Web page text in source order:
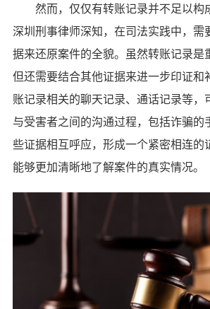
然而，仅仅有转账记录并不足以构
深圳刑事律师深知，在司法实践中，需
据来还原案件的全貌。虽然转账记录是
但还需要结合其他证据来进一步印证和
账记录相关的聊天记录、通话记录等，
与受害者之间的沟通过程，包括诈骗的
些证据相互呼应，形成一个紧密相连的
能够更加清晰地了解案件的真实情况。